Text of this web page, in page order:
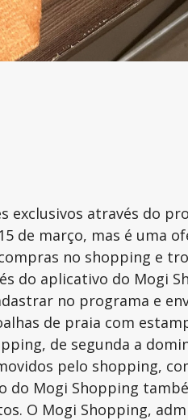
através do
de março, mas é uma
no shopping e
do aplicativo do Mogi
no programa e
de praia com
de segunda a
pelo shopping,
do Mogi Shopping
O Mogi Shopping,